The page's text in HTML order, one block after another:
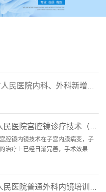
“国字号”＋2！猛猛发力! 保山市人民医院内科、外科新增为国家级住培专业基地
云南省限制类医疗技术保山市人民医院宫腔镜诊疗技术（三、四级）培训基地(第一期)...
腔镜内镜技术在子宫内膜病变，子
治疗上已经日渐完善，手术效果已
云南省限制类医疗技术保山市人民医院普通外科内镜培训基地(第一期)招生简章